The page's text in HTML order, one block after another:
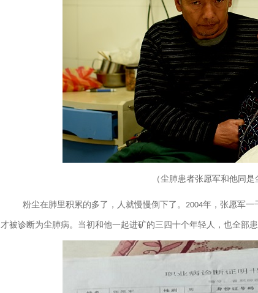
（尘肺患者张愿军和他同是
粉尘在肺里积累的多了，人就慢慢倒下了。 2004年，张愿军一
才被诊断为尘肺病。当初和他一起进矿的三四十个年轻人，也全部患